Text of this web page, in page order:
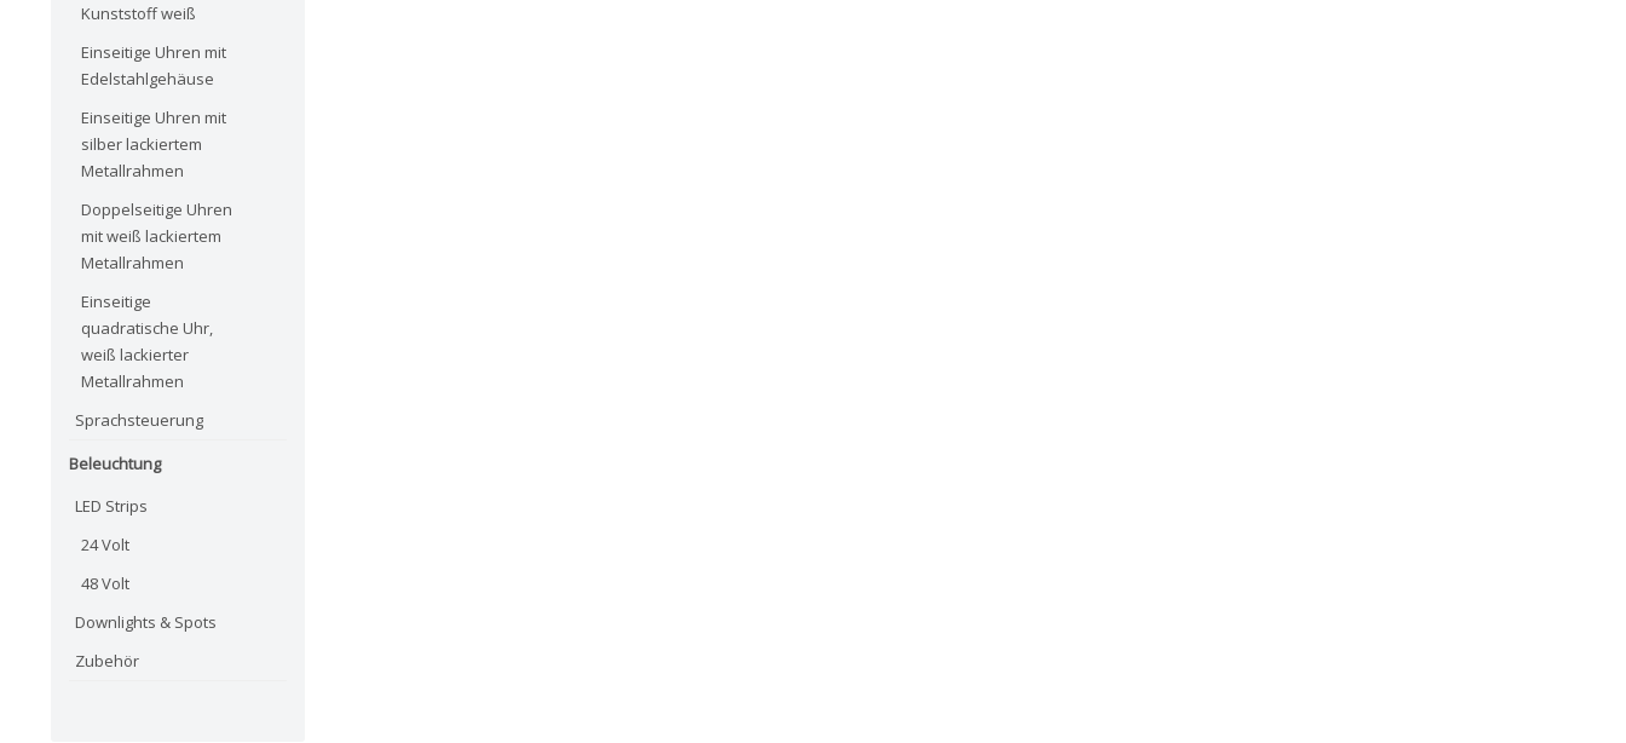
Kunststoff weiß
Einseitige Uhren mit
Edelstahlgehäuse
Einseitige Uhren mit
silber lackiertem
Metallrahmen
Doppelseitige Uhren
mit weiß lackiertem
Metallrahmen
Einseitige
quadratische Uhr,
weiß lackierter
Metallrahmen
Sprachsteuerung
Beleuchtung
LED Strips
24 Volt
48 Volt
Downlights & Spots
Zubehör